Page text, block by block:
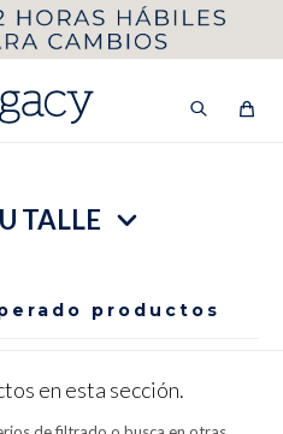
TALLE
productos
en esta sección.
MI CUENTA
DE HOMBRE